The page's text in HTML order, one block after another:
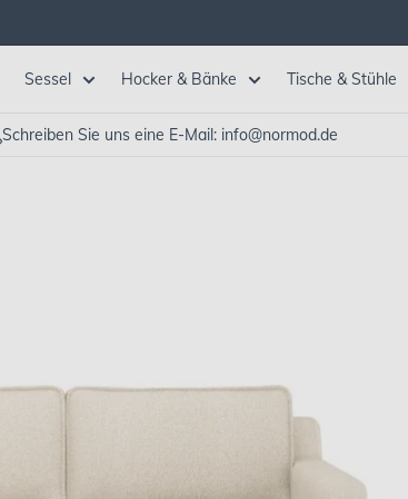
Sessel Hocker & Bänke Tische & Stühle
Schreiben Sie uns eine E-Mail: info@normod.de